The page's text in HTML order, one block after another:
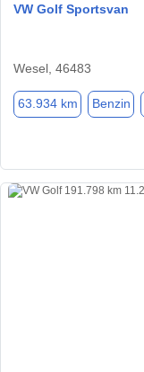
VW Golf Sportsvan
Wesel, 46483
63.934 km Benzin